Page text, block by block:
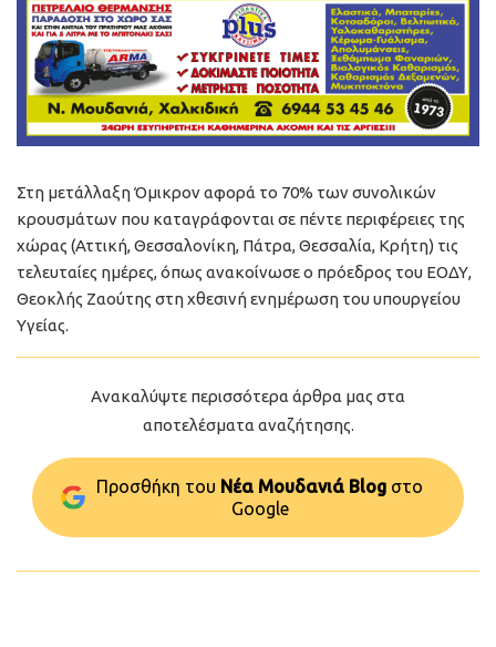
Στη μετάλλαξη Όμικρον αφορά το 70% των συνολικών
κρουσμάτων που καταγράφονται σε πέντε περιφέρειες της
χώρας (Αττική, Θεσσαλονίκη, Πάτρα, Θεσσαλία, Κρήτη) τις
τελευταίες ημέρες, όπως ανακοίνωσε ο πρόεδρος του ΕΟΔΥ,
Θεοκλής Ζαούτης στη χθεσινή ενημέρωση του υπουργείου
Υγείας.
Ανακαλύψτε περισσότερα άρθρα μας στα
αποτελέσματα αναζήτησης.
Προσθήκη του Νέα Μουδανιά Blog στo
Google